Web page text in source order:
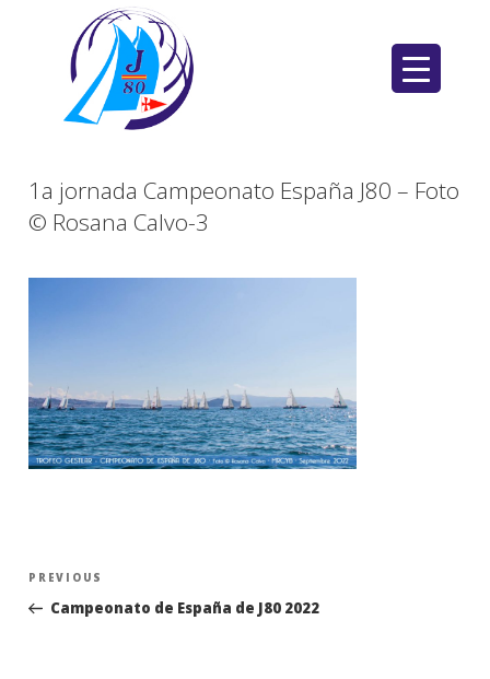
1a jornada Campeonato España J80 – Foto
© Rosana Calvo-3
Navegación
entradas
Previous
Post
PREVIOUS
Campeonato de España de J80 2022